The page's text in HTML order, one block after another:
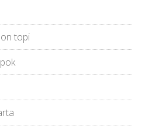
topi